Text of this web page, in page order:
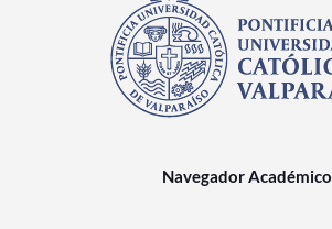
Navegador Académico